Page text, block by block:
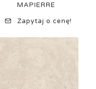
MAPIERRE
Zapytaj o cenę!